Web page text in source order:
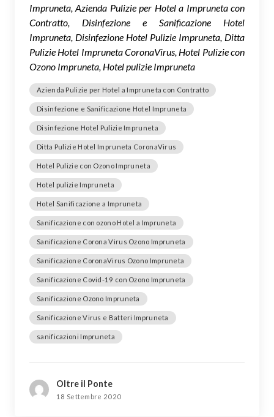
Impruneta, Azienda Pulizie per Hotel a Impruneta con
Contratto, Disinfezione e Sanificazione Hotel
Impruneta, Disinfezione Hotel Pulizie Impruneta, Ditta
Pulizie Hotel Impruneta CoronaVirus, Hotel Pulizie con
Ozono Impruneta, Hotel pulizie Impruneta
Azienda Pulizie per Hotel a Impruneta con Contratto
Disinfezione e Sanificazione Hotel Impruneta
Disinfezione Hotel Pulizie Impruneta
Ditta Pulizie Hotel Impruneta CoronaVirus
Hotel Pulizie con Ozono Impruneta
Hotel pulizie Impruneta
Hotel Sanificazione a Impruneta
Sanificazione con ozono Hotel a Impruneta
Sanificazione Corona Virus Ozono Impruneta
Sanificazione CoronaVirus Ozono Impruneta
Sanificazione Covid-19 con Ozono Impruneta
Sanificazione Ozono Impruneta
Sanificazione Virus e Batteri Impruneta
sanificazioni Impruneta
Oltre il Ponte
18 Settembre 2020